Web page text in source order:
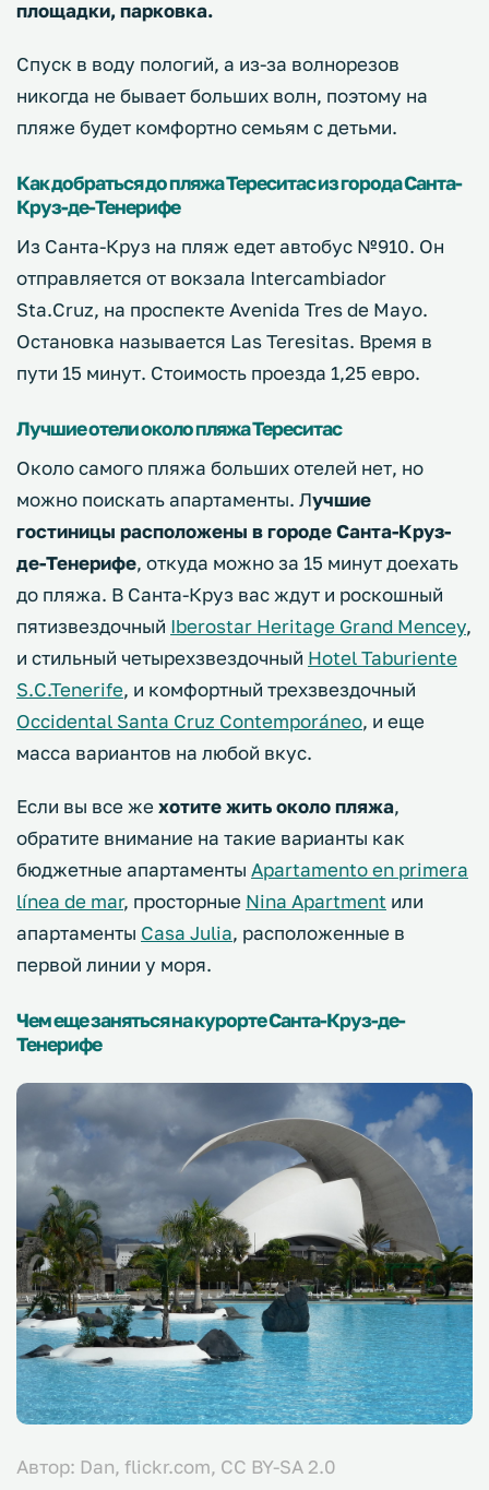
площадки, парковка.
Спуск в воду пологий, а из-за волнорезов
никогда не бывает больших волн, поэтому на
пляже будет комфортно семьям с детьми.
Как добраться до пляжа Тереситас из города Санта-
Круз-де-Тенерифе
Из Санта-Круз на пляж едет автобус №910. Он
отправляется от вокзала Intercambiador
Sta.Cruz, на проспекте Avenida Tres de Mayo.
Остановка называется Las Teresitas. Время в
пути 15 минут. Стоимость проезда 1,25 евро.
Лучшие отели около пляжа Тереситас
Около самого пляжа больших отелей нет, но
можно поискать апартаменты. Лучшие
гостиницы расположены в городе Санта-Круз-
де-Тенерифе, откуда можно за 15 минут доехать
до пляжа. В Санта-Круз вас ждут и роскошный
пятизвездочный Iberostar Heritage Grand Mencey,
и стильный четырехзвездочный Hotel Taburiente
S.C.Tenerife, и комфортный трехзвездочный
Occidental Santa Cruz Contemporáneo, и еще
масса вариантов на любой вкус.
Если вы все же хотите жить около пляжа,
обратите внимание на такие варианты как
бюджетные апартаменты Apartamento en primera
línea de mar, просторные Nina Apartment или
апартаменты Casa Julia, расположенные в
первой линии у моря.
Чем еще заняться на курорте Санта-Круз-де-
Тенерифе
Автор: Dan, flickr.com, CC BY-SA 2.0